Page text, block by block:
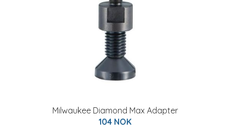
Milwaukee Diamond Max Adapter
104 NOK